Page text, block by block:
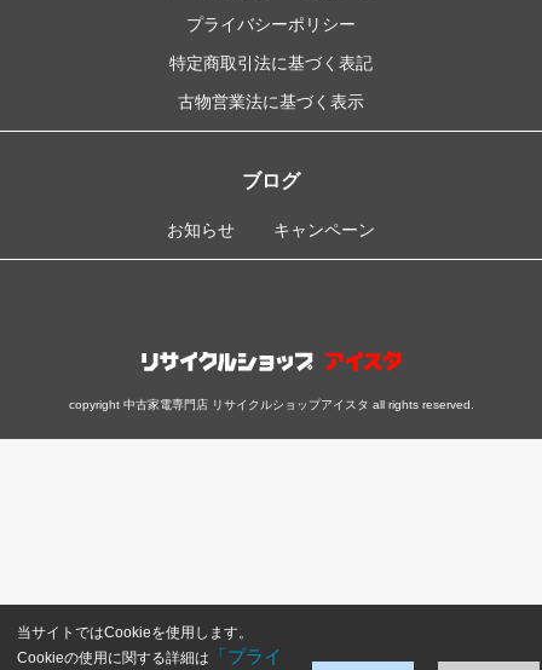
当サイトではCookieを使用します。
Cookieの使用に関する詳細は
「プライ
プライバシーポリシー
特定商取引法に基づく表記
古物営業法に基づく表示
ブログ
お知らせ キャンペーン
copyright 中古家電専門店 リサイクルショップアイスタ all rights reserved.